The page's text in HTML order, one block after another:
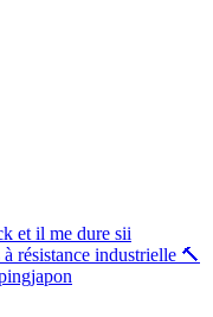
et il me dure sii
résistance industrielle 🔨